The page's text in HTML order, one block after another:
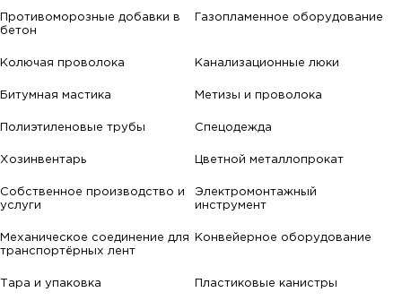
Противоморозные добавки в
бетон
Газопламенное оборудование
Колючая проволока Канализационные люки
Битумная мастика Метизы и проволока
Полиэтиленовые трубы Спецодежда
Хозинвентарь Цветной металлопрокат
Собственное производство и
услуги
Электромонтажный
инструмент
Механическое соединение для
транспортёрных лент
Конвейерное оборудование
Тара и упаковка Пластиковые канистры